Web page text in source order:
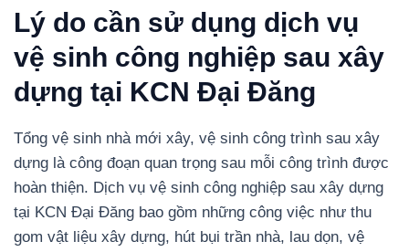
Lý do cần sử dụng dịch vụ
vệ sinh công nghiệp sau xây
dựng tại KCN Đại Đăng
Tổng vệ sinh nhà mới xây, vệ sinh công trình sau xây
dựng là công đoạn quan trọng sau mỗi công trình được
hoàn thiện. Dịch vụ vệ sinh công nghiệp sau xây dựng
tại KCN Đại Đăng bao gồm những công việc như thu
gom vật liệu xây dựng, hút bụi trần nhà, lau dọn, vệ